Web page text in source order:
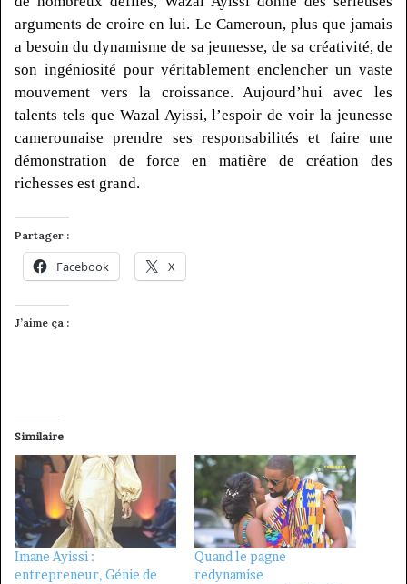
arguments de croire en lui. Le Cameroun, plus que jamais
a besoin du dynamisme de sa jeunesse, de sa créativité, de
son ingéniosité pour véritablement enclencher un vaste
mouvement vers la croissance. Aujourd’hui avec les
talents tels que Wazal Ayissi, l’espoir de voir la jeunesse
camerounaise prendre ses responsabilités et faire une
démonstration de force en matière de création des
richesses est grand.
Partager :
Facebook X
J’aime ça :
Similaire
Imane Ayissi :
entrepreneur, Génie de
Quand le pagne
redynamise